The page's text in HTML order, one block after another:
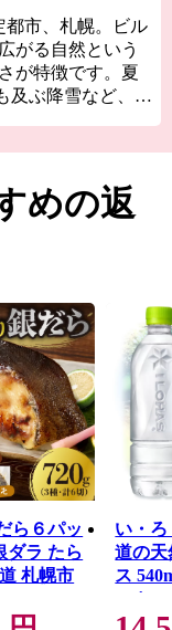
都市、札幌。ビル
がる自然という
が特徴です。夏
及ぶ降雪など、大
する街、それが
めの返
ら６パッ
ダラ たら
札幌市
い・
道の天
ス
コカ
リン